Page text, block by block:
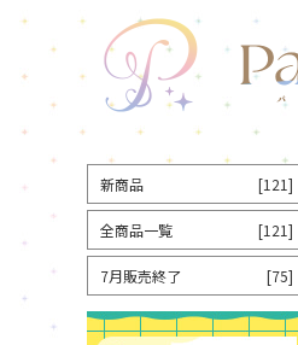
新商品 [121]
全商品一覧 [121]
7月販売終了 [75]